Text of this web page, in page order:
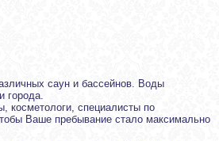
саун и бассейнов. Воды
города.
косметологи, специалисты по
Ваше пребывание стало максимально